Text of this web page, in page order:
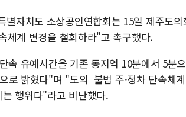
'해병 순직 책
헥토이노베이션
우리은행, 고창
NH농협은행,
민병덕 "오늘
자치도 소상공인연합회는 15일 제주도의
체계 변경을 철회하라"고 촉구했다.
유예시간을 기존 동지역 10분에서 5분
로 밝혔다"며 "도의 불법 주·정차 단속체
행위다"라고 비난했다.